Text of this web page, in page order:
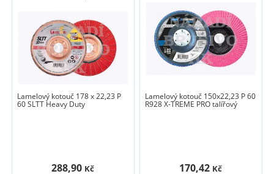
Lamelový kotouč 178 x 22,23 P
60 SLTT Heavy Duty
288,90 Kč
Lamelový kotouč 150x22,23 P 60
R928 X-TREME PRO talířový
170,42 Kč